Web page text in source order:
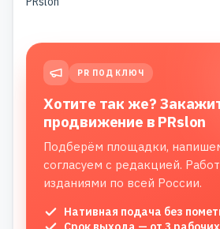
PR ПОД КЛЮЧ
Хотите так же?
продвижение в PRslon
Подберём площадки,
согласуем с редакцией.
изданиями по всей России.
Нативная подача без